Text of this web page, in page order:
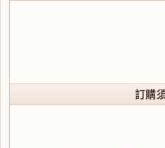
訂購